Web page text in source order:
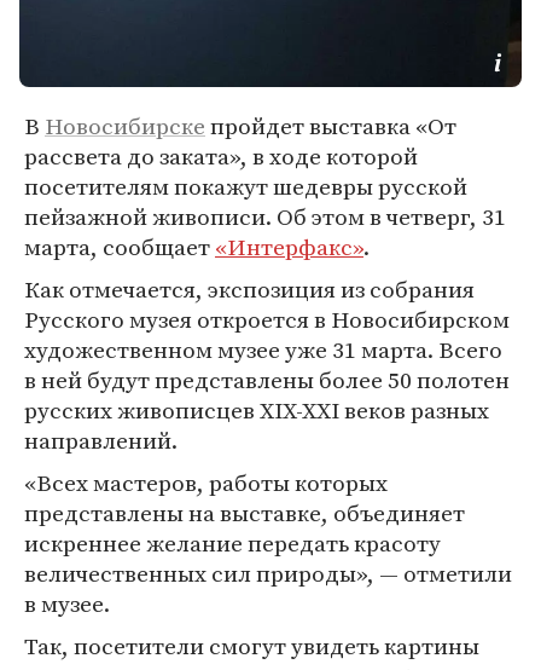
В Новосибирскепройдет выставка «От
рассвета до заката», в ходе которой
посетителям покажут шедевры русской
пейзажной живописи. Об этом в четверг, 31
марта, сообщает«Интерфакс».
Как отмечается, экспозиция из собрания
Русского музея откроется в Новосибирском
художественном музее уже 31 марта. Всего
в ней будут представлены более 50 полотен
русских живописцев XIX-XXI веков разных
направлений.
«Всех мастеров, работы которых
представлены на выставке, объединяет
искреннее желание передать красоту
величественных сил природы», — отметили
в музее.
Так, посетители смогут увидеть картины